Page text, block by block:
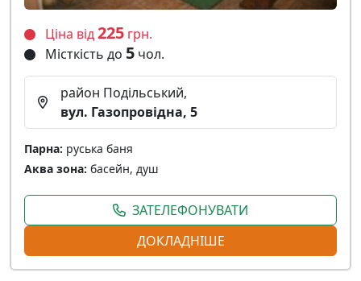
Ціна від225 грн.
Місткість до 5 чол.
район Подільський,
вул. Газопровідна, 5
Парна: руська баня
Аква зона: басейн, душ
ЗАТЕЛЕФОНУВАТИ
ДОКЛАДНІШЕ